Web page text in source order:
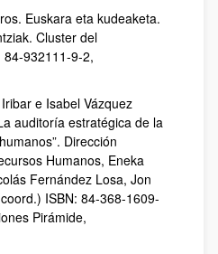
Euskara eta kudeaketa.
Cluster del
84-932111-9-2,
e Isabel Vázquez
auditoría estratégica de la
Dirección
Humanos, Eneka
Fernández Losa, Jon
ISBN: 84-368-1609-
Pirámide,